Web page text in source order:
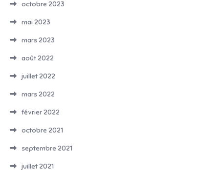
octobre 2023
mai 2023
mars 2023
août 2022
juillet 2022
mars 2022
février 2022
octobre 2021
septembre 2021
juillet 2021